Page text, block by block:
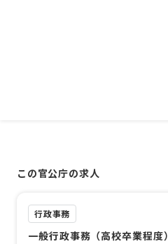
この官公庁の求人
行政事務
一般行政事務（高校卒業程度）